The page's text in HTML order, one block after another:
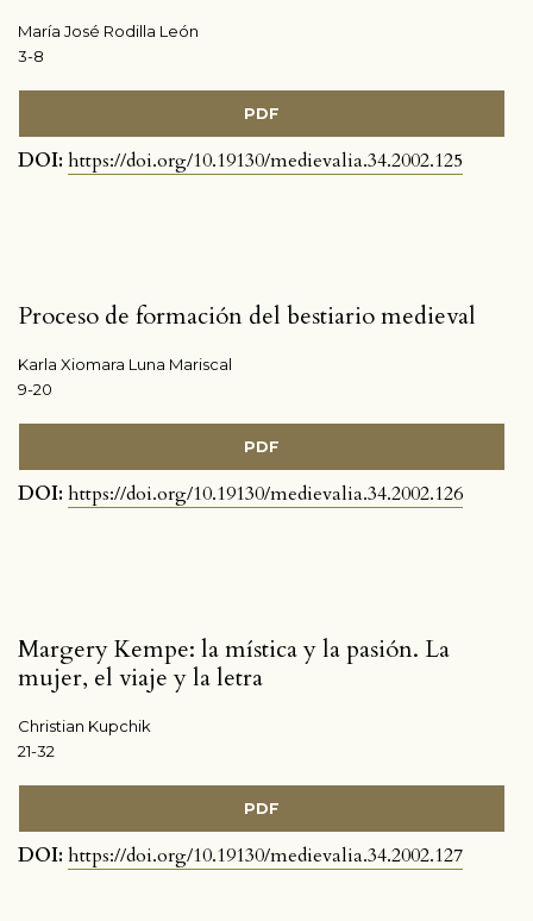
María José Rodilla León
3-8
PDF
DOI: https://doi.org/10.19130/medievalia.34.2002.125
Proceso de formación del bestiario medieval
Karla Xiomara Luna Mariscal
9-20
PDF
DOI: https://doi.org/10.19130/medievalia.34.2002.126
Margery Kempe: la mística y la pasión. La
mujer, el viaje y la letra
Christian Kupchik
21-32
PDF
DOI: https://doi.org/10.19130/medievalia.34.2002.127